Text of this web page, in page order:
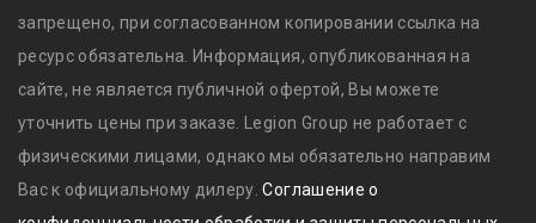
запрещено, при согласованном копировании ссылка на
ресурс обязательна. Информация, опубликованная на
сайте, не является публичной офертой, Вы можете
уточнить цены при заказе. Legion Group не работает с
физическими лицами, однако мы обязательно направим
Вас к официальному дилеру.Соглашение о